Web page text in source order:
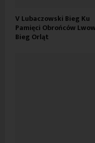
V Lubaczowski Bieg Ku
Pamięci Obrońców
Bieg Orląt